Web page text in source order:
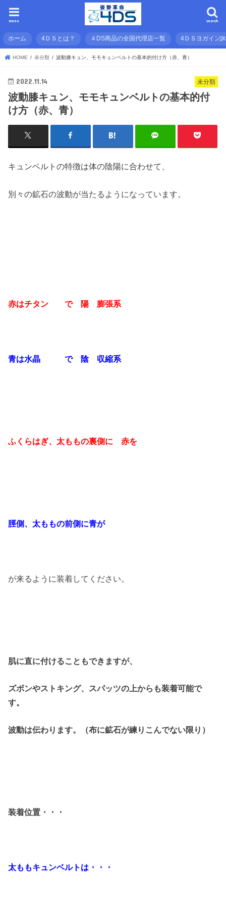
search
menu
ホーム 4ＤＳとは？ ４DS商品の全国代理店一覧 4ＤＳヨガイン
HOME 未分類 波動膝キュン、モモキュンベルトの基本的付け方（赤、青）
未分類
2022.11.14
波動膝キュン、モモキュンベルトの基本的付
け方（赤、青）
キュンベルトの特徴は体の陰陽に合わせて、
別々の鉱石の波動が当たるようになっています。
赤はチタン で 陽 膨張系
青は水晶 で 陰 収縮系
ふくらはぎ、太ももの裏側に 赤を
脛側、太ももの前側に青が
が来るように装着してください。
肌に直に付けることもできますが、
ズボンやストキング、スパッツの上からも装着可能で
す。
波動は伝わります。（布に鉱石が練りこんでない限り）
装着位置・・・
太ももキュンベルトは・・・